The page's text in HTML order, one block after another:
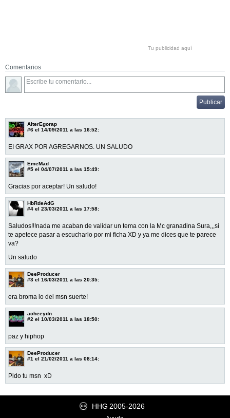
Tu publicidad aquí
Comentarios
AlterEgorap
#6 el 14/09/2011 a las 16:52:
EI GRAX POR AGREGARNOS. UN SALUDO
EmeMad
#5 el 04/07/2011 a las 15:49:
Gracias por aceptar! Un saludo!
HbRdeAdG
#4 el 23/03/2011 a las 17:58:
Saludos!!!nada me acaban de validar un tema con la Mc granadina Sura,,,si
te apetece pasar a escucharlo por mi ficha XD y ya me dices que te parece
va?
Un saludo
DeeProducer
#3 el 16/03/2011 a las 20:35:
era broma lo del msn suerte!
acheeydn
#2 el 10/03/2011 a las 18:50:
paz y hiphop
DeeProducer
#1 el 21/02/2011 a las 08:14:
Pido tu msn xD
HHG 2005-2026